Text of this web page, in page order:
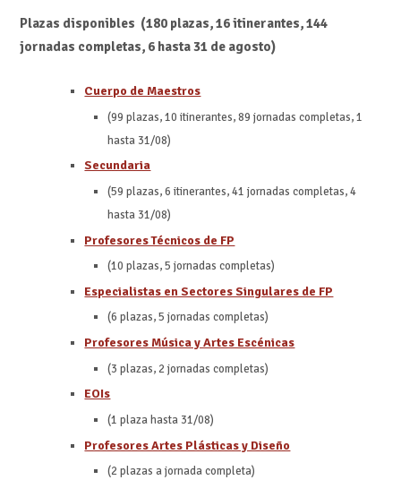
Plazas disponibles (180 plazas, 16 itinerantes, 144
jornadas completas, 6 hasta 31 de agosto)
Cuerpo de Maestros
(99 plazas, 10 itinerantes, 89 jornadas completas, 1
hasta 31/08)
Secundaria
(59 plazas, 6 itinerantes, 41 jornadas completas, 4
hasta 31/08)
Profesores Técnicos de FP
(10 plazas, 5 jornadas completas)
Especialistas en Sectores Singulares de FP
(6 plazas, 5 jornadas completas)
Profesores Música y Artes Escénicas
(3 plazas, 2 jornadas completas)
EOIs
(1 plaza hasta 31/08)
Profesores Artes Plásticas y Diseño
(2 plazas a jornada completa)